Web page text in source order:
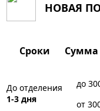
НОВАЯ
Сроки Сумма
До отделения
1-3 дня
до
от